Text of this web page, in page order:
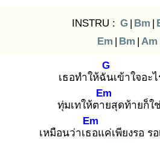
INSTRU : G | Bm |
Em | Bm | Am
เธอทำให้ฉัน
G
เข้าใจอะ
ทุ่มเทให้ตาย
Em
สุดท้ายก็ใ
เหมือนว่าเธอ
Em
แค่เพียงรอ ร